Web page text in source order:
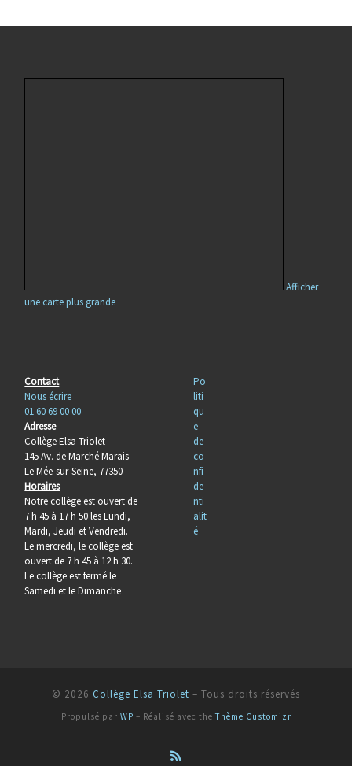
Afficher
une carte plus grande
Contact
Nous écrire
01 60 69 00 00
Adresse
Collège Elsa Triolet
145 Av. de Marché Marais
Le Mée-sur-Seine, 77350
Horaires
Notre collège est ouvert de
7 h 45 à 17 h 50 les Lundi,
Mardi, Jeudi et Vendredi.
Le mercredi, le collège est
ouvert de 7 h 45 à 12 h 30.
Le collège est fermé le
Samedi et le Dimanche
Po
liti
qu
e
de
co
nfi
de
nti
alit
é
© 2026 Collège Elsa Triolet – Tous droits réservés
Propulsé par WP – Réalisé avec theThème Customizr